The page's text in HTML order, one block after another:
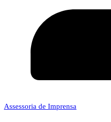
Assessoria de Imprensa